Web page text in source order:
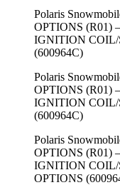
Polaris
OPTIONS (R01)
IGNITION COIL/
(600964C)
Polaris
OPTIONS (R01)
IGNITION COIL/
(600964C)
Polaris
OPTIONS (R01)
IGNITION COIL/
OPTIONS